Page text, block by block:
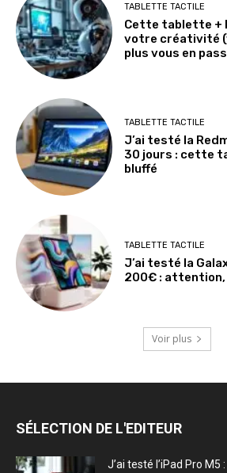
TABLETTE TACTILE
Cette tablette +
votre créativité
plus vous en
TABLETTE TACTILE
J’ai testé la
30 jours : cette
bluffé
TABLETTE TACTILE
J’ai testé la
200€ : attention,
Voir plus
SÉLECTION DE L'EDITEUR
J’ai testé l’iPad Pro